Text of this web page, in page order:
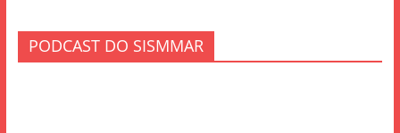
PODCAST DO SISMMAR